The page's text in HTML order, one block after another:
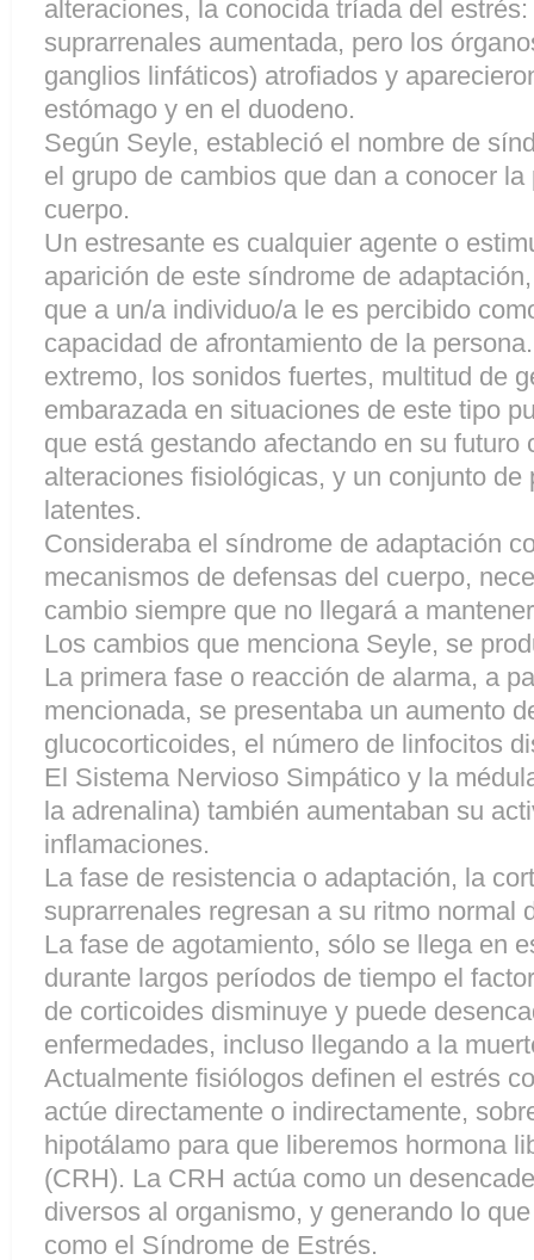
alteraciones, la conocida tríada del
suprarrenales aumentada, pero los
ganglios linfáticos) atrofiados y
estómago y en el duodeno.
Según Seyle, estableció el nombre de
el grupo de cambios que dan a conocer
cuerpo.
Un estresante es cualquier agente o
aparición de este síndrome de
que a un/a individuo/a le es percibido
capacidad de afrontamiento de la
extremo, los sonidos fuertes, multitud de
embarazada en situaciones de este tipo
que está gestando afectando en su futuro
alteraciones fisiológicas, y un conjunto de
latentes.
Consideraba el síndrome de adaptación
mecanismos de defensas del cuerpo,
cambio siempre que no llegará a
Los cambios que menciona Seyle, se
La primera fase o reacción de alarma, a
mencionada, se presentaba un aumento
glucocorticoides, el número de linfocitos
El Sistema Nervioso Simpático y la
la adrenalina) también aumentaban su
inflamaciones.
La fase de resistencia o adaptación, la
suprarrenales regresan a su ritmo normal
La fase de agotamiento, sólo se llega en
durante largos períodos de tiempo el
de corticoides disminuye y puede
enfermedades, incluso llegando a la
Actualmente fisiólogos definen el estrés
actúe directamente o indirectamente,
hipotálamo para que liberemos hormona
(CRH). La CRH actúa como un
diversos al organismo, y generando lo
como el Síndrome de Estrés.